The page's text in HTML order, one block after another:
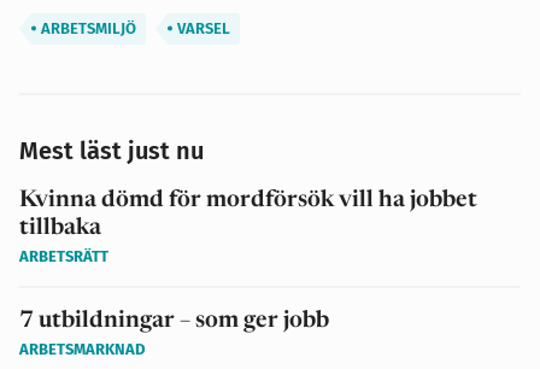
ARBETSMILJÖ VARSEL
Mest läst just nu
Kvinna dömd för mordförsök vill ha jobbet
tillbaka
ARBETSRÄTT
7 utbildningar – som ger jobb
ARBETSMARKNAD